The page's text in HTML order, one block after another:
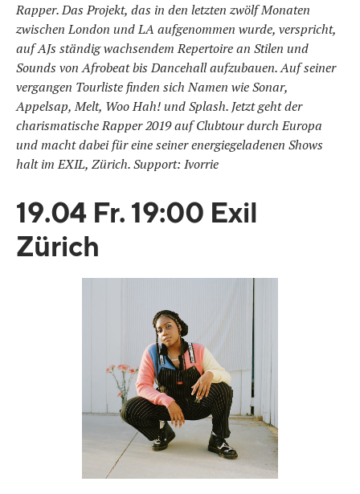
Rapper. Das Projekt, das in den letzten zwölf Monaten
zwischen London und LA aufgenommen wurde, verspricht,
auf AJs ständig wachsendem Repertoire an Stilen und
Sounds von Afrobeat bis Dancehall aufzubauen. Auf seiner
vergangen Tourliste finden sich Namen wie Sonar,
Appelsap, Melt, Woo Hah! und Splash. Jetzt geht der
charismatische Rapper 2019 auf Clubtour durch Europa
und macht dabei für eine seiner energiegeladenen Shows
halt im EXIL, Zürich. Support: Ivorrie
19.04 Fr. 19:00 Exil
Zürich